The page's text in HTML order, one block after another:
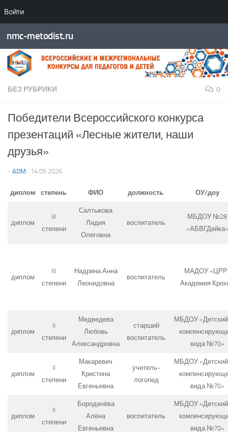
ВойтиПерейти к содержимому
nmc-metodist.ru
БЕЗ РУБРИКИ 0
Победители Всероссийского конкурса
презентаций «Лесные жители, наши
друзья»
- ADM · 14.05.2026
диплом степень ФИО должность ОУ/доу
диплом
III
степени
Салтыкова
Лидия
Олеговна
воспитатель
МБДОУ №28
«АБВГДейка»
диплом
III
степени
Надрина Анна
Леонидовна
воспитатель
МАДОУ
Академия
диплом
II
степени
Медведева
Любовь
Александровна
старший
воспитатель
МБДОУ
вида №70»
диплом
II
степени
Макаревич
Кристина
Евгеньевна
учитель-
логопед
МБДОУ
вида №70»
диплом
II
степени
Бородачёва
Алёна
Евгеньевна
воспитатель
МБДОУ
вида №70»